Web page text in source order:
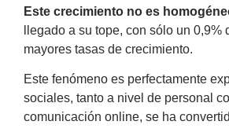
Este crecimiento no es
llegado a su tope, con sólo un
mayores tasas de crecimiento.
Este fenómeno es perfectamente
sociales, tanto a nivel de personal
comunicación online, se ha